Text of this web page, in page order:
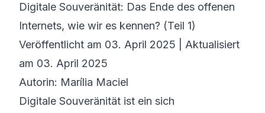
©2026 8200 Cyber Bootcamp
Digitale Souveränität: Das Ende des offenen
Internets, wie wir es kennen? (Teil 1)
Veröffentlicht am 03. April 2025 | Aktualisiert
am 03. April 2025
Autorin: Marília Maciel
Digitale Souveränität ist ein sich